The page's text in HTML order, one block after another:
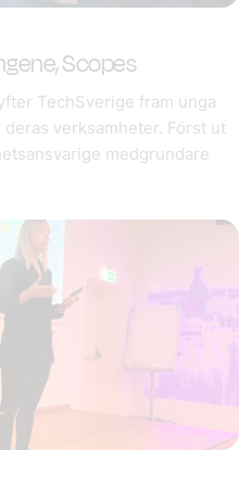
Scopes
TechSverige fram unga
verksamheter. Först ut
medgrundare